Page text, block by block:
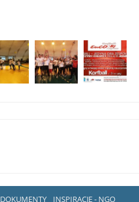
DOKUMENTY INSPIRACJE - NGO